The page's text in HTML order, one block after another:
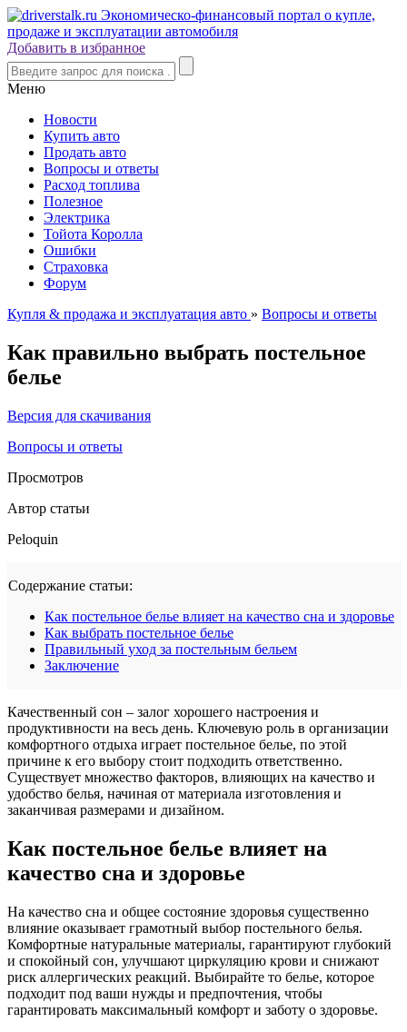
Добавить в избранное
Меню
Новости
Купить авто
Продать авто
Вопросы и ответы
Расход топлива
Полезное
Электрика
Тойота Королла
Ошибки
Страховка
Форум
Купля & продажа и эксплуатация авто » Вопросы и ответы
Как правильно выбрать постельное
белье
Версия для скачивания
Вопросы и ответы
Просмотров
Автор статьи
Peloquin
Содержание статьи:
Как постельное белье влияет на качество сна и здоровье
Как выбрать постельное белье
Правильный уход за постельным бельем
Заключение
Качественный сон – залог хорошего настроения и
продуктивности на весь день. Ключевую роль в организации
комфортного отдыха играет постельное белье, по этой
причине к его выбору стоит подходить ответственно.
Существует множество факторов, влияющих на качество и
удобство белья, начиная от материала изготовления и
заканчивая размерами и дизайном.
Как постельное белье влияет на
качество сна и здоровье
На качество сна и общее состояние здоровья существенно
влияние оказывает грамотный выбор постельного белья.
Комфортные натуральные материалы, гарантируют глубокий
и спокойный сон, улучшают циркуляцию крови и снижают
риск аллергических реакций. Выбирайте то белье, которое
подходит под ваши нужды и предпочтения, чтобы
гарантировать максимальный комфорт и заботу о здоровье.